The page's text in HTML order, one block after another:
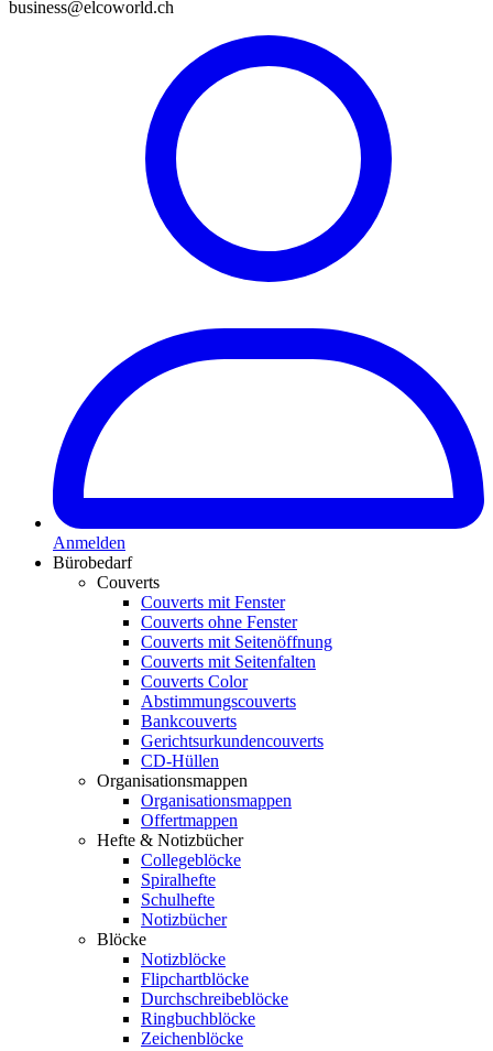
business@elcoworld.ch
Anmelden
Bürobedarf
Couverts
Couverts mit Fenster
Couverts ohne Fenster
Couverts mit Seitenöffnung
Couverts mit Seitenfalten
Couverts Color
Abstimmungscouverts
Bankcouverts
Gerichtsurkundencouverts
CD-Hüllen
Organisationsmappen
Organisationsmappen
Offertmappen
Hefte & Notizbücher
Collegeblöcke
Spiralhefte
Schulhefte
Notizbücher
Blöcke
Notizblöcke
Flipchartblöcke
Durchschreibeblöcke
Ringbuchblöcke
Zeichenblöcke